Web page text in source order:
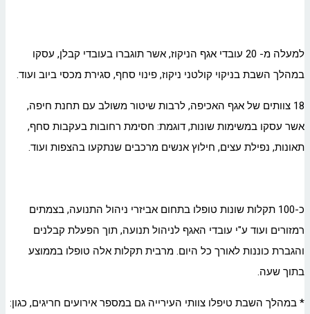
למעלה מ- 20 עובדי אגף הניקוז, אשר תוגברו בעובדי קבלן, עסקו
במהלך השבת בניקוי קולטני ניקוז, פינוי סחף, סגירת מכסי ביוב ועוד.
18 צוותים של אגף האכיפה, לרבות שיטור משולב עם תחנת חיפה,
אשר עסקו במשימות שונות, דוגמת: חסימת רחובות בעקבות סחף,
תאונות, נפילת עצים, חילוץ אנשים מרכבים שנתקעו בהצפות ועוד.
כ-100 תקלות שונות טופלו בתחום אביזרי ניהול התנועה, בצמתים
רמזורים ועוד ע"י עובדי האגף לניהול תנועה, תוך הפעלת קבלנים
והגברת כוננות לאורך כל היום. מרבית תקלות אלה טופלו בממוצע
בתוך שעה.
* במהלך השבת טיפלו צוותי העירייה גם במספר אירועים חריגים, כגון: